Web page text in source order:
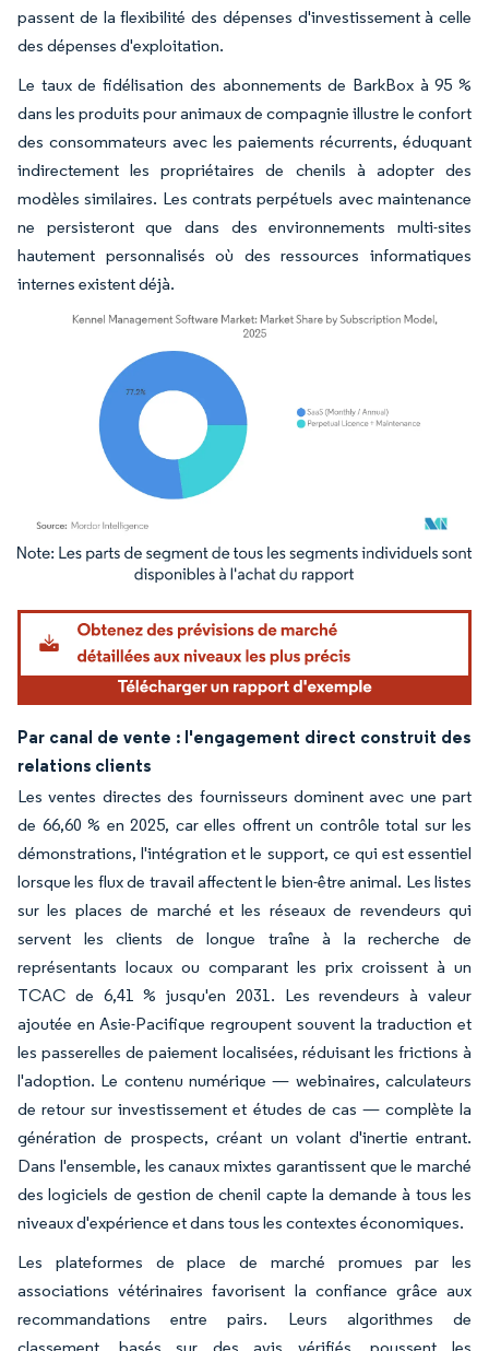
passent de la flexibilité des dépenses d'investissement à celle
des dépenses d'exploitation.
Le taux de fidélisation des abonnements de BarkBox à 95 %
dans les produits pour animaux de compagnie illustre le confort
des consommateurs avec les paiements récurrents, éduquant
indirectement les propriétaires de chenils à adopter des
modèles similaires. Les contrats perpétuels avec maintenance
ne persisteront que dans des environnements multi-sites
hautement personnalisés où des ressources informatiques
internes existent déjà.
Image © Mordor Intelligence. La réutilisation nécessite une attribution sous CC BY
Par canal de vente : l'engagement direct construit des
relations clients
Les ventes directes des fournisseurs dominent avec une part
de 66,60 % en 2025, car elles offrent un contrôle total sur les
démonstrations, l'intégration et le support, ce qui est essentiel
lorsque les flux de travail affectent le bien-être animal. Les listes
sur les places de marché et les réseaux de revendeurs qui
servent les clients de longue traîne à la recherche de
représentants locaux ou comparant les prix croissent à un
TCAC de 6,41 % jusqu'en 2031. Les revendeurs à valeur
ajoutée en Asie-Pacifique regroupent souvent la traduction et
les passerelles de paiement localisées, réduisant les frictions à
l'adoption. Le contenu numérique — webinaires, calculateurs
de retour sur investissement et études de cas — complète la
génération de prospects, créant un volant d'inertie entrant.
Dans l'ensemble, les canaux mixtes garantissent que le marché
des logiciels de gestion de chenil capte la demande à tous les
niveaux d'expérience et dans tous les contextes économiques.
Les plateformes de place de marché promues par les
associations vétérinaires favorisent la confiance grâce aux
recommandations entre pairs. Leurs algorithmes de